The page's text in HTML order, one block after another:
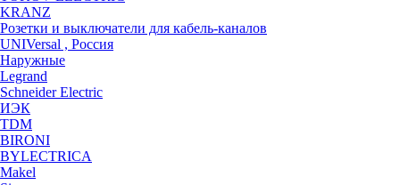
KRANZ
Розетки и выключатели для кабель-каналов
UNIVersal , Россия
Наружные
Legrand
Schneider Electric
ИЭК
TDM
BIRONI
BYLECTRICA
Makel